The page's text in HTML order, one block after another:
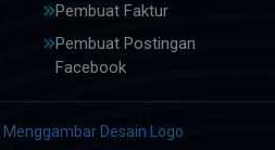
Pembuat Faktur
Pembuat Postingan
Facebook
Menggambar Desain Logo